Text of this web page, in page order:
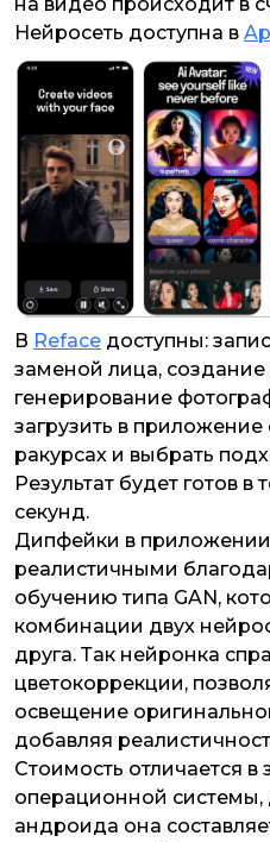
на видео происходит в
Нейросеть доступна в
В Reface доступны:
заменой лица,
генерирование
загрузить в
ракурсах и выбрать
Результат будет готов в
секунд.
Дипфейки в
реалистичными
обучению типа GAN,
комбинации двух
друга. Так нейронка
цветокоррекции,
освещение
добавляя
Стоимость отличается в
операционной системы,
андроида она